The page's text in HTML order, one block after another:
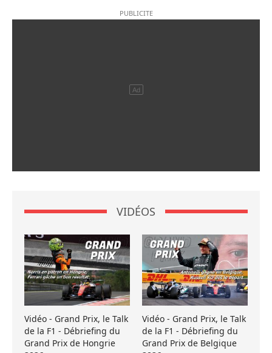
VIDÉOS
Vidéo - Grand Prix, le Talk
de la F1 - Débriefing du
Grand Prix de Hongrie
Vidéo - Grand Prix, le Talk
de la F1 - Débriefing du
Grand Prix de Belgique